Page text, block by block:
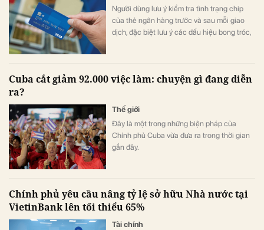
Người dùng lưu ý kiểm tra tình trạng chip
của thẻ ngân hàng trước và sau mỗi giao
dịch, đặc biệt lưu ý các dấu hiệu bong tróc,
Cuba cắt giảm 92.000 việc làm: chuyện gì đang diễn
ra?
Thế giới
Đây là một trong những biện pháp của
Chính phủ Cuba vừa đưa ra trong thời gian
gần đây.
Chính phủ yêu cầu nâng tỷ lệ sở hữu Nhà nước tại
VietinBank lên tối thiểu 65%
Tài chính